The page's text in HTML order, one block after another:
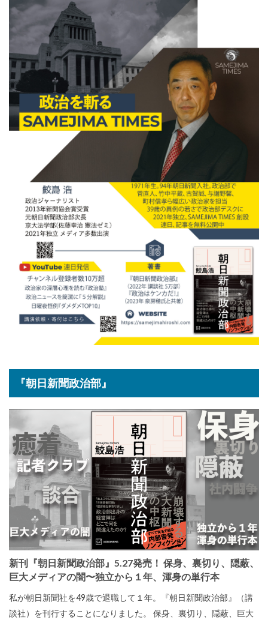
『朝日新聞政治部』
新刊『朝日新聞政治部』5.27発売！ 保身、裏切り、隠蔽、
巨大メディアの闇〜独立から１年、渾身の単行本
私が朝日新聞社を49歳で退職して１年。『朝日新聞政治部』（講
談社）を刊行することになりました。 保身、裏切り、隠蔽、巨大